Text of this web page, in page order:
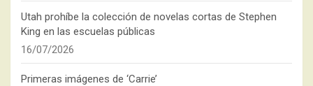
Utah prohíbe la colección de novelas cortas de Stephen
King en las escuelas públicas
16/07/2026
Primeras imágenes de ‘Carrie’